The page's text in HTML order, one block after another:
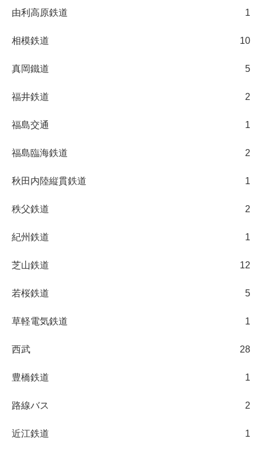
由利高原鉄道 1
相模鉄道 10
真岡鐵道 5
福井鉄道 2
福島交通 1
福島臨海鉄道 2
秋田内陸縦貫鉄道 1
秩父鉄道 2
紀州鉄道 1
芝山鉄道 12
若桜鉄道 5
草軽電気鉄道 1
西武 28
豊橋鉄道 1
路線バス 2
近江鉄道 1